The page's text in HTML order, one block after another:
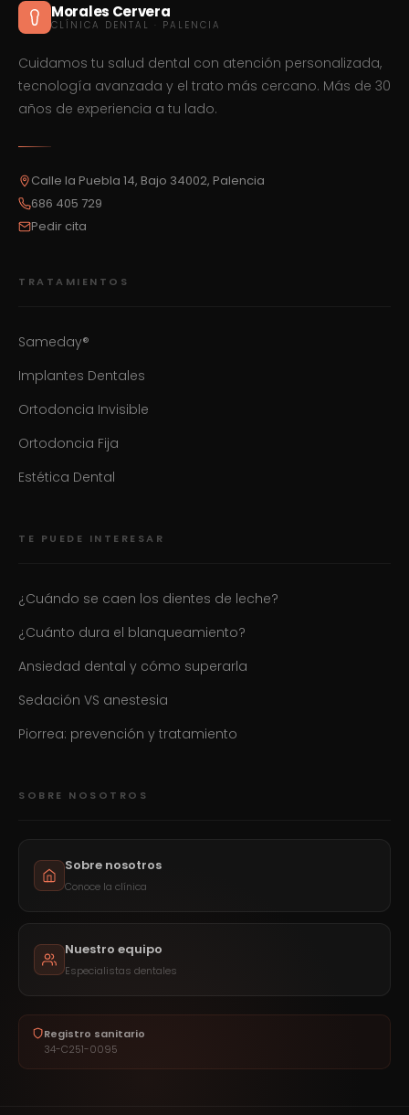
Morales Cervera
CLÍNICA DENTAL · PALENCIA
Cuidamos tu salud dental con atención personalizada,
tecnología avanzada y el trato más cercano. Más de 30
años de experiencia a tu lado.
Calle la Puebla 14, Bajo 34002, Palencia
686 405 729
Pedir cita
TRATAMIENTOS
Sameday®
Implantes Dentales
Ortodoncia Invisible
Ortodoncia Fija
Estética Dental
TE PUEDE INTERESAR
¿Cuándo se caen los dientes de leche?
¿Cuánto dura el blanqueamiento?
Ansiedad dental y cómo superarla
Sedación VS anestesia
Piorrea: prevención y tratamiento
SOBRE NOSOTROS
Sobre nosotros
Conoce la clínica
Nuestro equipo
Especialistas dentales
Registro sanitario
34-C251-0095